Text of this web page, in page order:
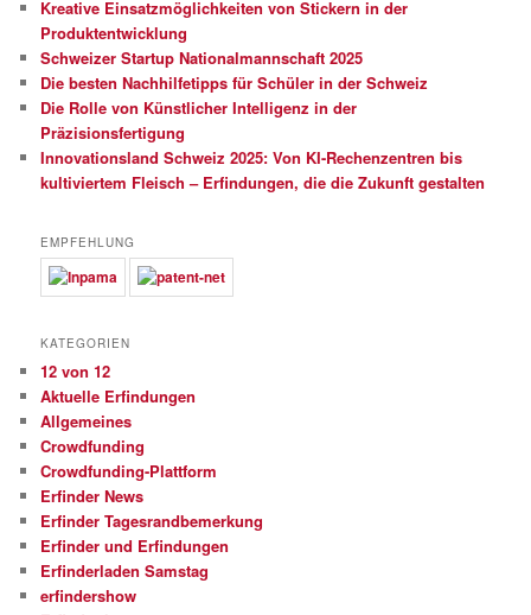
Kreative Einsatzmöglichkeiten von Stickern in der
Produktentwicklung
Schweizer Startup Nationalmannschaft 2025
Die besten Nachhilfetipps für Schüler in der Schweiz
Die Rolle von Künstlicher Intelligenz in der
Präzisionsfertigung
Innovationsland Schweiz 2025: Von KI-Rechenzentren bis
kultiviertem Fleisch – Erfindungen, die die Zukunft gestalten
EMPFEHLUNG
KATEGORIEN
12 von 12
Aktuelle Erfindungen
Allgemeines
Crowdfunding
Crowdfunding-Plattform
Erfinder News
Erfinder Tagesrandbemerkung
Erfinder und Erfindungen
Erfinderladen Samstag
erfindershow